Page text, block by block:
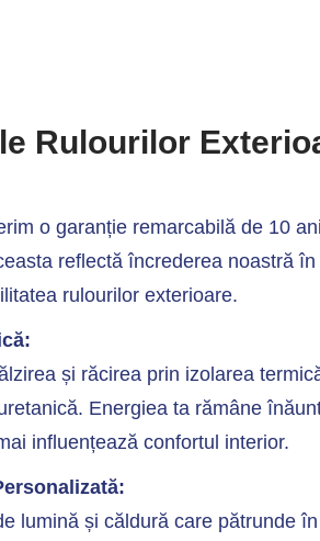
Rulourilor
o garanție remarcabilă de 10
reflectă încrederea noastră
rulourilor exterioare.
și răcirea prin izolarea
Energiea ta rămâne
influențează confortul interior.
lumină și căldură care pătrunde